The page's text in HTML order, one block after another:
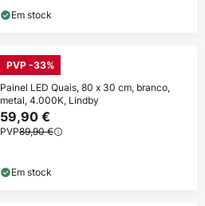
Em stock
PVP -33%
Painel LED Quais, 80 x 30 cm, branco,
metal, 4.000K, Lindby
59,90 €
PVP89,90 €
Em stock